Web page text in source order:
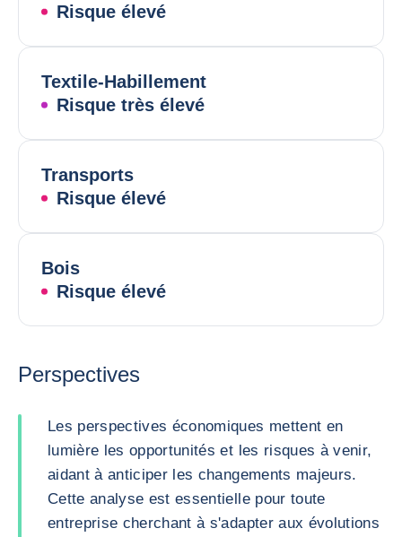
Risque élevé
Textile-Habillement
Risque très élevé
Transports
Risque élevé
Bois
Risque élevé
Perspectives
Les perspectives économiques mettent en
lumière les opportunités et les risques à venir,
aidant à anticiper les changements majeurs.
Cette analyse est essentielle pour toute
entreprise cherchant à s'adapter aux évolutions